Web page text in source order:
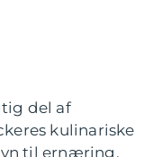
del af
kulinariske
til ernæring,